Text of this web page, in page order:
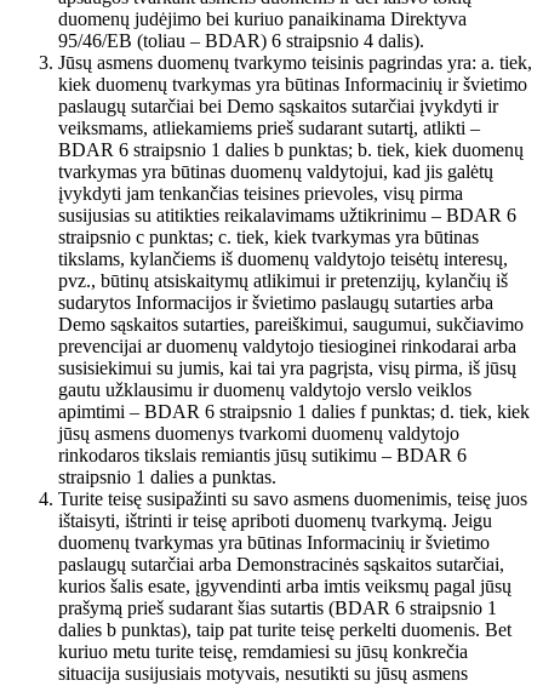
duomenų judėjimo bei kuriuo panaikinama Direktyva
95/46/EB (toliau – BDAR) 6 straipsnio 4 dalis).
Jūsų asmens duomenų tvarkymo teisinis pagrindas yra: a. tiek,
kiek duomenų tvarkymas yra būtinas Informacinių ir švietimo
paslaugų sutarčiai bei Demo sąskaitos sutarčiai įvykdyti ir
veiksmams, atliekamiems prieš sudarant sutartį, atlikti –
BDAR 6 straipsnio 1 dalies b punktas; b. tiek, kiek duomenų
tvarkymas yra būtinas duomenų valdytojui, kad jis galėtų
įvykdyti jam tenkančias teisines prievoles, visų pirma
susijusias su atitikties reikalavimams užtikrinimu – BDAR 6
straipsnio c punktas; c. tiek, kiek tvarkymas yra būtinas
tikslams, kylančiems iš duomenų valdytojo teisėtų interesų,
pvz., būtinų atsiskaitymų atlikimui ir pretenzijų, kylančių iš
sudarytos Informacijos ir švietimo paslaugų sutarties arba
Demo sąskaitos sutarties, pareiškimui, saugumui, sukčiavimo
prevencijai ar duomenų valdytojo tiesioginei rinkodarai arba
susisiekimui su jumis, kai tai yra pagrįsta, visų pirma, iš jūsų
gautu užklausimu ir duomenų valdytojo verslo veiklos
apimtimi – BDAR 6 straipsnio 1 dalies f punktas; d. tiek, kiek
jūsų asmens duomenys tvarkomi duomenų valdytojo
rinkodaros tikslais remiantis jūsų sutikimu – BDAR 6
straipsnio 1 dalies a punktas.
Turite teisę susipažinti su savo asmens duomenimis, teisę juos
ištaisyti, ištrinti ir teisę apriboti duomenų tvarkymą. Jeigu
duomenų tvarkymas yra būtinas Informacinių ir švietimo
paslaugų sutarčiai arba Demonstracinės sąskaitos sutarčiai,
kurios šalis esate, įgyvendinti arba imtis veiksmų pagal jūsų
prašymą prieš sudarant šias sutartis (BDAR 6 straipsnio 1
dalies b punktas), taip pat turite teisę perkelti duomenis. Bet
kuriuo metu turite teisę, remdamiesi su jūsų konkrečia
situacija susijusiais motyvais, nesutikti su jūsų asmens